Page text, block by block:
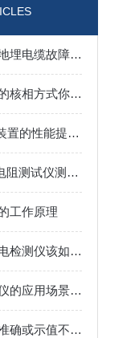
电缆故障测试仪浅析地埋电缆故障查找三步走
卫星授时远程核相仪的核相方式你都了解多少
SF6气体抽真空充气装置的性能提升与应用实例
使用10A手持式直流电阻测试仪测试电感的考虑与限制
工作原理
便携式超声波局部放电检测仪该如何正确保养？
超声波局部放电测试仪的应用场景解析
引起接地电阻检测不准确或示值不稳甚至出现负值的原因